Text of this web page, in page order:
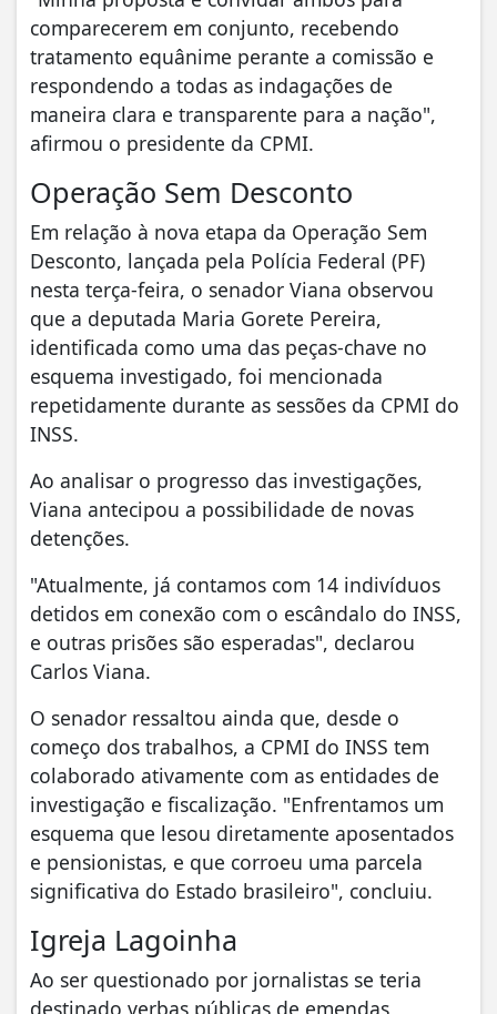
comparecerem em conjunto, recebendo
tratamento equânime perante a comissão e
respondendo a todas as indagações de
maneira clara e transparente para a nação",
afirmou o presidente da CPMI.
Operação Sem Desconto
Em relação à nova etapa da Operação Sem
Desconto, lançada pela Polícia Federal (PF)
nesta terça-feira, o senador Viana observou
que a deputada Maria Gorete Pereira,
identificada como uma das peças-chave no
esquema investigado, foi mencionada
repetidamente durante as sessões da CPMI do
INSS.
Ao analisar o progresso das investigações,
Viana antecipou a possibilidade de novas
detenções.
"Atualmente, já contamos com 14 indivíduos
detidos em conexão com o escândalo do INSS,
e outras prisões são esperadas", declarou
Carlos Viana.
O senador ressaltou ainda que, desde o
começo dos trabalhos, a CPMI do INSS tem
colaborado ativamente com as entidades de
investigação e fiscalização. "Enfrentamos um
esquema que lesou diretamente aposentados
e pensionistas, e que corroeu uma parcela
significativa do Estado brasileiro", concluiu.
Igreja Lagoinha
Ao ser questionado por jornalistas se teria
destinado verbas públicas de emendas